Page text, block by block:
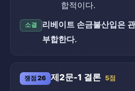
합적이다.
소결
리베이트 손금불산입은
부합한다.
쟁점 26 제2문-1 결론 5점